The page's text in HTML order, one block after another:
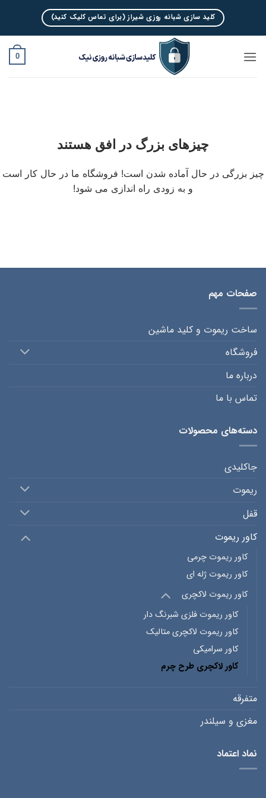
content
کلید سازی شبانه روزی شیراز (برای تماس کلیک کنید)
0
چیزهای بزرگ در افق هستند
چیز بزرگی در حال آماده شدن است! فروشگاه ما در حال کار است
و به زودی راه اندازی می شود!
صفحات مهم
ساخت ریموت و کلید ماشین
فروشگاه
درباره ما
تماس با ما
دسته‌های محصولات
جاکلیدی
ریموت
قفل
کاور ریموت
کاور ریموت چرمی
کاور ریموت ژله ای
کاور ریموت لاکچری
کاور ریموت فلزی شبرنگ دار
کاور ریموت لاکچری متالیک
کاور سرامیکی
کاور لاکچری طرح چرم
متفرقه
مغزی و سیلندر
نماد اعتماد